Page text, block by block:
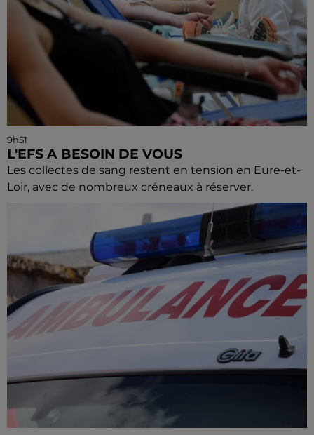
9h51
L'EFS A BESOIN DE VOUS
Les collectes de sang restent en tension en Eure-et-
Loir, avec de nombreux créneaux à réserver.